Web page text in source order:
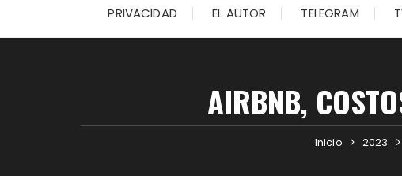
PRIVACIDAD EL AUTOR TELEGRAM
AIRBNB,
Inicio 2023